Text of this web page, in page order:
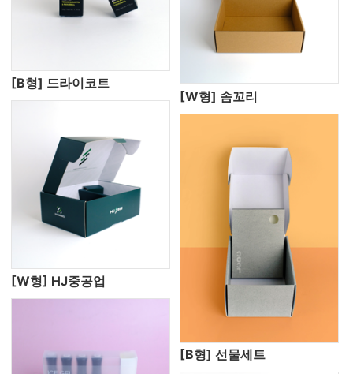
[B형] 드라이코트
[W형] 솜꼬리
[W형] HJ중공업
[B형] 선물세트